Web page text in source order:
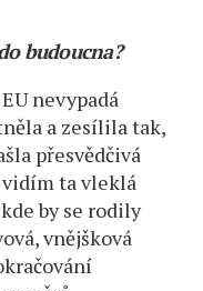
budoucna?
nevypadá
a zesílila tak,
přesvědčivá
ta vleklá
by se rodily
vnějšková